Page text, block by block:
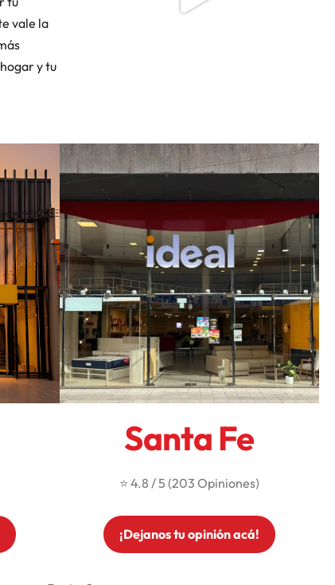
Santa Fe
⭐ 4.8 / 5 (203 Opiniones)
¡Dejanos tu opinión acá!